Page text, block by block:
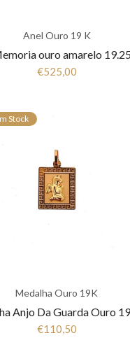
Anel Ouro 19 K
€525,00
Stock
Medalha Ouro 19K
€110,50